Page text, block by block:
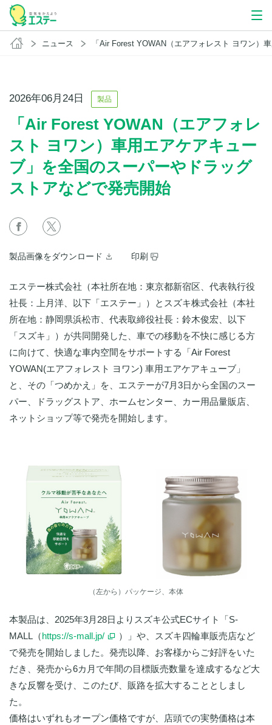
ニュース 「Air Forest YOWAN（エアフォレスト ヨワン）車用エアケアキューブ」を全国のスーパーやドラッグストアなどで発
2026年06月24日 製品
「Air Forest YOWAN（エアフォレ
スト ヨワン）車用エアケアキュー
ブ」を全国のスーパーやドラッグ
ストアなどで発売開始
製品画像をダウンロード 印刷
エステー株式会社（本社所在地：東京都新宿区、代表執行役
社長：上月洋、以下「エステー」）とスズキ株式会社（本社
所在地：静岡県浜松市、代表取締役社長：鈴木俊宏、以下
「スズキ」）が共同開発した、車での移動を不快に感じる方
に向けて、快適な車内空間をサポートする「Air Forest
YOWAN(エアフォレスト ヨワン) 車用エアケアキューブ」
と、その「つめかえ」を、エステーが7月3日から全国のスー
パー、ドラッグストア、ホームセンター、カー用品量販店、
ネットショップ等で発売を開始します。
（左から）パッケージ、本体
本製品は、2025年3月28日よりスズキ公式ECサイト「S-
MALL（https://s-mall.jp/
）」や、スズキ四輪車販売店など
で発売を開始しました。発売以降、お客様からご好評をいた
だき、発売から6カ月で年間の目標販売数量を達成するなど大
きな反響を受け、このたび、販路を拡大することとしまし
た。
価格はいずれもオープン価格ですが、店頭での実勢価格は本